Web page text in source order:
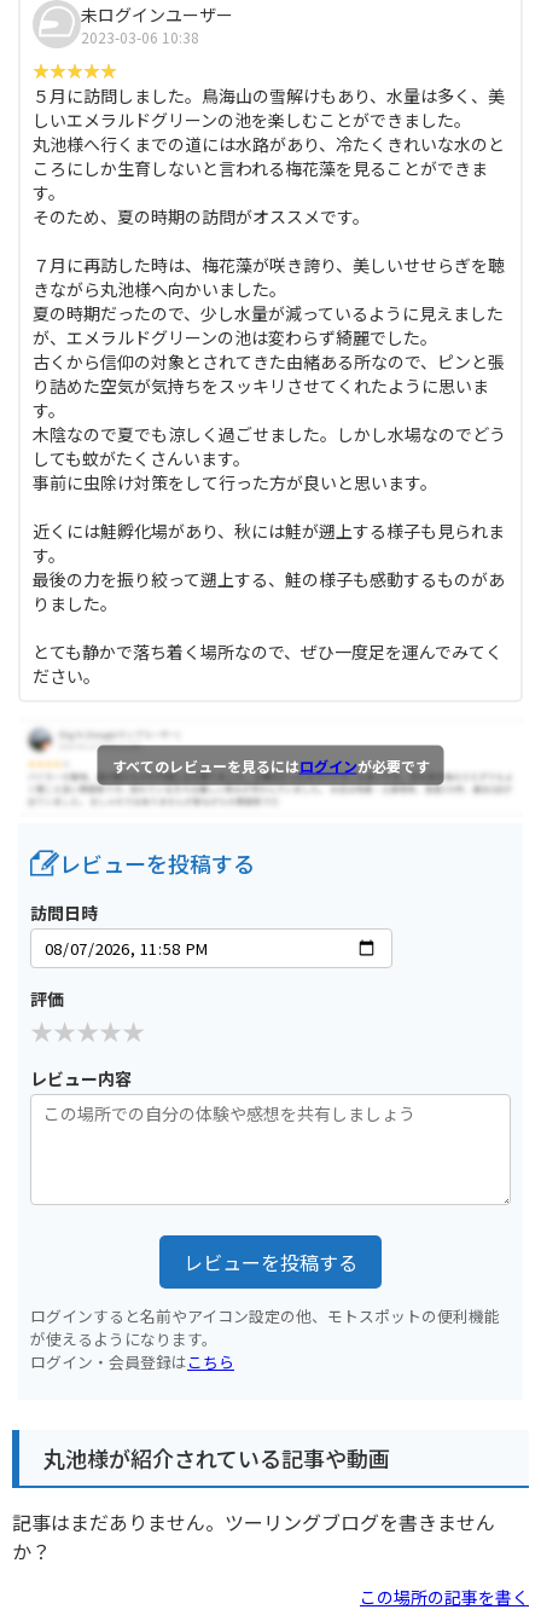
未ログインユーザー
2023-03-06 10:38
５月に訪問しました。鳥海山の雪解けもあり、水量は多く、美
しいエメラルドグリーンの池を楽しむことができました。
丸池様へ行くまでの道には水路があり、冷たくきれいな水のと
ころにしか生育しないと言われる梅花藻を見ることができま
す。
そのため、夏の時期の訪問がオススメです。
７月に再訪した時は、梅花藻が咲き誇り、美しいせせらぎを聴
きながら丸池様へ向かいました。
夏の時期だったので、少し水量が減っているように見えました
が、エメラルドグリーンの池は変わらず綺麗でした。
古くから信仰の対象とされてきた由緒ある所なので、ピンと張
り詰めた空気が気持ちをスッキリさせてくれたように思いま
す。
木陰なので夏でも涼しく過ごせました。しかし水場なのでどう
しても蚊がたくさんいます。
事前に虫除け対策をして行った方が良いと思います。
近くには鮭孵化場があり、秋には鮭が遡上する様子も見られま
す。
最後の力を振り絞って遡上する、鮭の様子も感動するものがあ
りました。
とても静かで落ち着く場所なので、ぜひ一度足を運んでみてく
ださい。
すべてのレビューを見るにはログインが必要です
レビューを投稿する
訪問日時
評価
レビュー内容
レビューを投稿する
ログインすると名前やアイコン設定の他、モトスポットの便利機能
が使えるようになります。
ログイン・会員登録はこちら
丸池様が紹介されている記事や動画
記事はまだありません。ツーリングブログを書きません
か？
この場所の記事を書く